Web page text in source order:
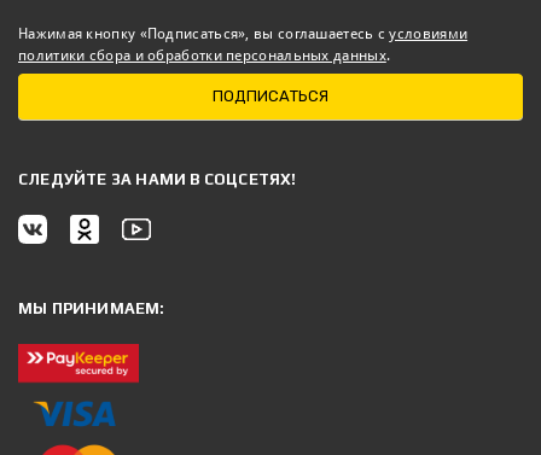
Нажимая кнопку «Подписаться», вы соглашаетесь сусловиями
политики сбора и обработки персональных данных.
ПОДПИСАТЬСЯ
CЛЕДУЙТЕ ЗА НАМИ В СОЦСЕТЯХ!
МЫ ПРИНИМАЕМ: